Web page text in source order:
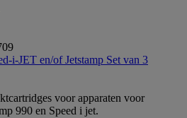
i-JET en/of Jetstamp Set van 3
voor apparaten voor
990 en Speed i jet.